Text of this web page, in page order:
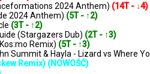
2024 Anthem) (14T - ↓4)
2024 Anthem) (5T - ↑2)
(3T - ↑2)
(Stargazers Dub) (2T - ↑3)
Remix) (5T - ↑3)
Summit & Hayla - Lizard vs Where
Remix) (NOWOŚĆ)